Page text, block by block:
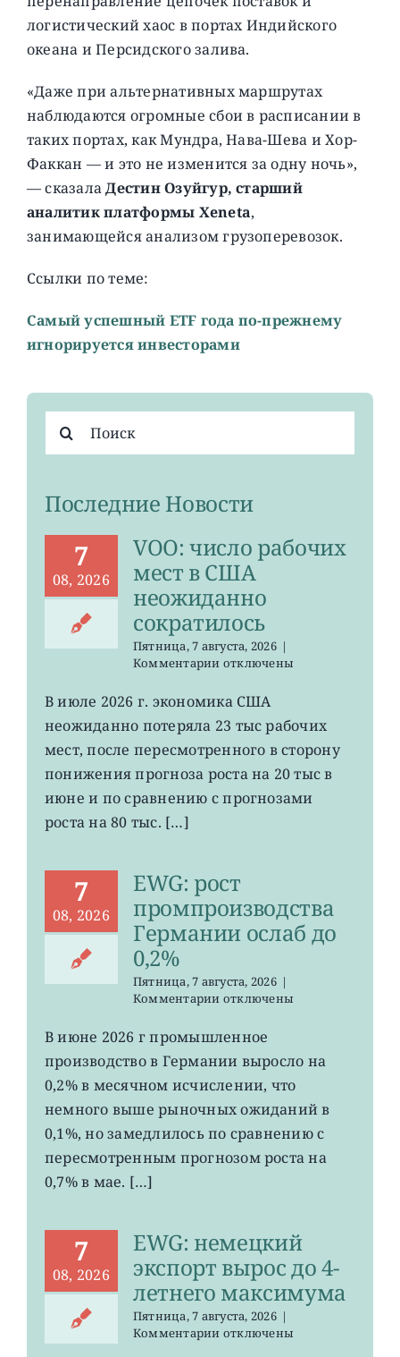
логистический хаос в портах Индийского
океана и Персидского залива.
«Даже при альтернативных маршрутах
наблюдаются огромные сбои в расписании в
таких портах, как Мундра, Нава-Шева и Хор-
Факкан — и это не изменится за одну ночь»,
— сказалаДестин Озуйгур, старший
аналитик платформы Xeneta,
занимающейся анализом грузоперевозок.
Ссылки по теме:
Самый успешный ETF года по-прежнему
игнорируется инвесторами
поиска:
Последние Новости
7
08, 2026
VOO: число рабочих
мест в США
неожиданно
сократилось
Пятница, 7 августа, 2026 |
Комментариик
VOO:
рабочих
мест
США
неожиданно
отключены
В июле 2026 г. экономика США
неожиданно потеряла 23 тыс рабочих
мест, после пересмотренного в сторону
понижения прогноза роста на 20 тыс в
июне и по сравнению с прогнозами
роста на 80 тыс. […]
7
08, 2026
EWG: рост
промпроизводства
Германии ослаб до
0,2%
Пятница, 7 августа, 2026 |
Комментариик
EWG:
рост
промпроизводства
Германии
до
0,2%
отключены
В июне 2026 г промышленное
производство в Германии выросло на
0,2% в месячном исчислении, что
немного выше рыночных ожиданий в
0,1%, но замедлилось по сравнению с
пересмотренным прогнозом роста на
0,7% в мае. […]
7
08, 2026
EWG: немецкий
экспорт вырос до 4-
летнего максимума
Пятница, 7 августа, 2026 |
Комментариикотключены